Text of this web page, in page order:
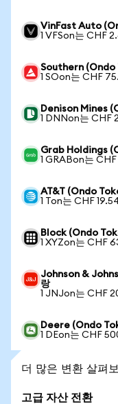
VinFast Auto
1 VFSon는 CHF
Southern (Ondo
1 SOon는 CHF
Denison Mines
1 DNNon는 CHF
Grab Holdings
1 GRABon는
AT&T (Ondo
1 Ton는 CHF
Block (Ondo
1 XYZon는 CHF
Johnson &
랑
1 JNJon는 CHF
Deere (Ondo
1 DEon는 CHF
더 많은 변환 살펴
고급 자산 전환